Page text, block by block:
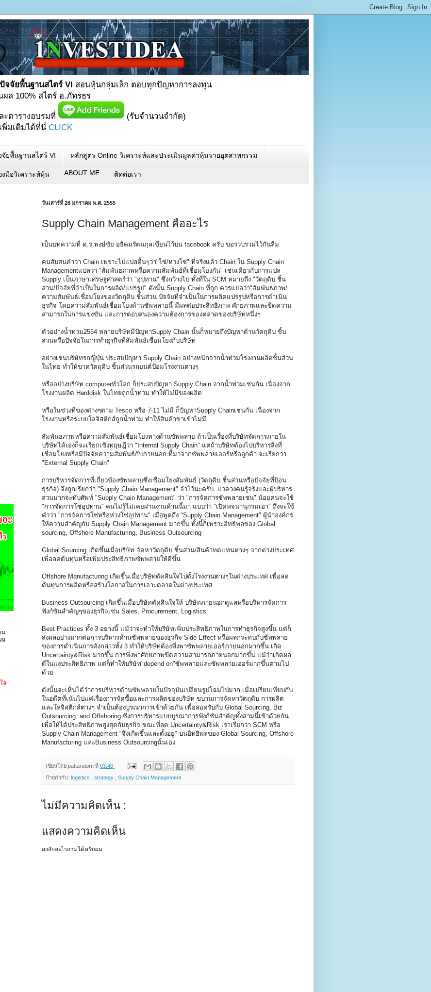
จัยพื้นฐานสไตร์ VI สอนหุ้นกลุ่มเล็ก ตอบทุกปัญหาการลงทุน
ผล 100% สไตร์ อ.ภัทรธร
ะตารางอบรมที่
(รับจำนวนจำกัด)
พิ่มเติมได้ที่นี่ CLICK
ยพื้นฐานสไตร์ VI หลักสูตร Online วิเคราะห์และประเมินมูลค่าหุ้นรายอุตสาหกรรม
งมือวิเคราะห์หุ้น ABOUT ME ติดต่อเรา
วันเสาร์ที่ 28 มกราคม พ.ศ. 2555
Supply Chain Management คืออะไร
เป็นบทความที่ ด.ร.พงษ์ชัย อธิคมรัตนกุลเขียนไว้บน facebook ครับ ขอรวบรวมไว้กันลืม
คนสับสนคำว่า Chain เพราะไปแปลตื้นๆว่า"โซ่/ห่วงโซ่".ที่จริงแล้ว Chain ใน Supply Chain
Managementแปลว่า "สัมพันธภาพหรือความสัมพันธ์ที่เชื่อมโยงกัน" เช่นเดียวกับการแปล
Supply เป็นภาษาเศรษฐศาสตร์ว่า "อุปทาน" ซึ่งกว้างไป ทั้งที่ใน SCM หมายถึง "วัตถุดิบ ชิ้น
ส่วน/ปัจจัยที่จำเป็นในการผลิต/แปรรูป" ดังนั้น Supply Chain ที่ถูก ควรแปลว่า"สัมพันธภาพ/
ความสัมพันธ์เชื่อมโยงของวัตถุดิบ ชิ้นส่วน ปัจจัยที่จำเป็นในการผลิตแปรรูปหรือการดำเนิน
ธุรกิจ โดยความสัมพันธ์เชื่อมโยงด้านซัพพลายนี้ มีผลต่อประสิทธิภาพ ศักยภาพและขีดความ
สามารถในการแข่งขัน และการตอบสนองความต้องการของตลาดของบริษัทหนึ่งๆ
ตัวอย่างน้ำท่วม2554 หลายบริษัทมีปัญหาSupply Chain นั้นก็หมายถึงปัญหาด้านวัตถุดิบ ชิ้น
ส่วนหรือปัจจัยในการทำธุรกิจที่สัมพันธ์เชื่อมโยงกับบริษัท
อย่างเช่นบริษัทรถญี่่ปุ่น ประสบปัญหา Supply Chain อย่างหนักจากน้ำท่วมโรงงานผลิตชิ้นส่วน
ในไทย ทำให้ขาดวัตถุดิบ ชิ้นส่วนรถยนต์ป้อมโรงงานต่างๆ
หรืออย่างบริษัท computerทั่วโลก ก็ประสบปัญหา Supply Chain จากน้ำท่วมเช่นกัน เนื่่องจาก
โรงงานผลิต Harddisk ในไทยถูกน้ำท่วม ทำให้ไม่มีของผลิต
หรือในช่วงที่ของต่างๆตาม Tesco หรือ 7-11 ไม่มี ก็ปัญหาSupply Chainเช่นกัน เนื่องจาก
โรงงานหรือระบบโลจิสติกส์ถูกน้ำท่วม ทำให้สินค้าขาเข้าไม่มี
สัมพันธภาพหรือความสัมพันธ์เชื่อมโยงทางด้านซัพพลาย ถ้าเป็นเรื่องที่บริษัทจัดการภายใน
บริษัทได้เองก็จะเรียกเชิงทฤษฎีว่า "Internal Supply Chain" แต่ถ้าบริษัทต้องไปบริหารสิ่งที่
เชื่อมโยงหรือมีปัจจัยความสัมพันธ์กับภายนอก ทีี่มาจากซัพพลายเออร์หรือลูกค้า จะเรียกว่า
"External Supply Chain"
การบริหารจัดการที่เกี่ยวข้องซัพพลายซึ่งเชื่อมโยงสัมพันธ์ (วัตถุดิบ ชิ้นส่วนหรือปัจจัยที่ป้อน
ธุรกิจ) จึงถูกเรียกว่า "Supply Chain Management" จำไว้นะครับ..แวดวงคนรู้จริงและผู้บริหาร
ส่วนมากจะทับศัพท์ "Supply Chain Management" ว่า "การจัดการซัพพลายเชน" น้อยคนจะใช้
"การจัดการโซ่อุปทาน" คนไม่รู้ไม่เคยผ่านงานด้านนี้มา แบบว่า "เปิดพจนานุกรมเอา" ถึงจะใช้
คำว่า "การจัดการโซ่หรือห่วงโซ่อุปทาน" เมื่อพูดถึง "Supply Chain Management" ผู้นำองค์กร
ให้ความสำคัญกับ Supply Chain Management มากขึ้น ทั้งนี้ก็เพราะอิทธิพลของ Global
sourcing, Offshore Manufacturing, Business Outsourcing
Global Sourcing เกิดขึ้นเมื่อบริษัท จัดหาวัตถุดิบ ชิ้นส่วน/สินค้าทดแทนต่างๆ จากต่างประเทศ
เพื่อลดต้นทุนหรือเพิ่มประสิทธิภาพซัพพลายให้ดีขึ้น
Offshore Manufacturing เกิดขึ้นเมื่อบริษัทตัดสินใจไปตั้งโรงงานต่างๆในต่างประเทศ เพื่อลด
ต้นทุนการผลิตหรือสร้างโอกาสในการเจาะตลาดในต่างประเทศ
Business Outsourcing เกิดขึ้นเมื่อบริษัทตัดสินใจให้ บริษัทภายนอกดูแลหรือบริหารจัดการ
ฟังก์ชันสำคัญๆของธุรกิจเช่น Sales, Procurement, Logistics
Best Practices ทั้ง 3 อย่างนี้ แม้ว่าจะทำให้บริษัทเพิ่มประสิทธิภาพในการทำธุรกิจสูงขึ้น แต่ก็
ส่งผลอย่างมากต่อการบริหารด้านซัพพลายของธุรกิจ Side Effect หรือผลกระทบกับซัพพลาย
ของการดำเนินการดังกล่าวทั้ง 3 ทำให้บริษัทต้องพึ่งพาซัพพลายเออร์ภายนอกมากขึ้น เกิด
Uncertainty&Risk มากขึ้น การพึ่งพาศักยภาพขีดความสามารถภายนอกมากขึ้น แม้ว่าเกิดผล
ดีในแง่ประสิทธิภาพ แต่ก็ทำให้บริษัท"depend on"ซัพพลายและซัพพลายเออร์มากขึ้นตามไป
ด้วย
ดังนั้นจะเห็นได้ว่าการบริหารด้านซัพพลายในปัจจุบันเปลี่ยนรูปโฉมไปมาก เมื่อเปรียบเทียบกับ
ในอดีตที่เน้นไปแค่เรื่องการจัดซื้อและการผลิตของบริษัท ขบวนการจัดหาวัตถุดิบ การผลิต
และโลจิสติกส์ต่างๆ จำเป็นต้องบูรณาการเข้าด้วยกัน เพื่อสอดรับกับ Global Sourcing, Biz
Outsourcing, and Offshoring ซึ่งการบริหารแบบบูรณาการฟังก์ชันสำคัญทั้งสามนี้เข้าด้วยกัน
เพื่อให้ได้ประสิทธิภาพสูงสุดกับธุรกิจ ขณะที่ลด Uncertainty&Risk เราเรียกว่า SCM หรือ
Supply Chain Management "จึงเกิดขึ้นและตั้งอยู่" บนอิทธิพลของ Global Sourcing, Offshore
Manufacturing และBusiness Outsourcingนั้นเอง
เขียนโดย pattaratorn ที่ 03:40
ป้ายกำกับ: logistics strategy Supply Chain Management
ไม่มีความคิดเห็น :
แสดงความคิดเห็น
สงสัยอะไรถามได้ครับผม
น
จ